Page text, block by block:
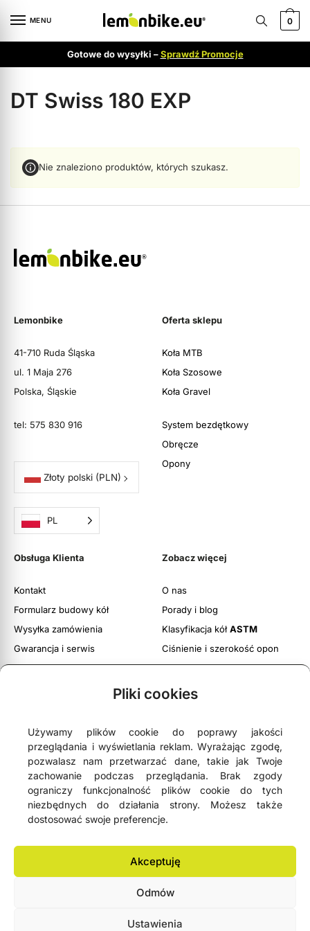
Pliki cookies
Używamy plików cookie do poprawy jakości
przeglądania i wyświetlania reklam. Wyrażając zgodę,
pozwalasz nam przetwarzać dane, takie jak Twoje
zachowanie podczas przeglądania. Brak zgody
ograniczy funkcjonalność plików cookie do tych
niezbędnych do działania strony. Możesz także
dostosować swoje preferencje.
Akceptuję
Odmów
Ustawienia
MENU 0
Gotowe do wysyłki –Sprawdź Promocje
DT Swiss 180 EXP
Nie znaleziono produktów, których szukasz.
Lemonbike
41-710 Ruda Śląska
ul. 1 Maja 276
Polska, Śląskie
tel: 575 830 916
Złoty polski (PLN)
PL
Oferta sklepu
Koła MTB
Koła Szosowe
Koła Gravel
System bezdętkowy
Obręcze
Opony
Obsługa Klienta
Kontakt
Formularz budowy kół
Wysyłka zamówienia
Gwarancja i serwis
Obsługa zwrotów
Zobacz więcej
O nas
Porady i blog
Klasyfikacja kółASTM
Ciśnienie i szerokość opon
Regulamin witryny
 4,9- na podstawie75 opinii Google